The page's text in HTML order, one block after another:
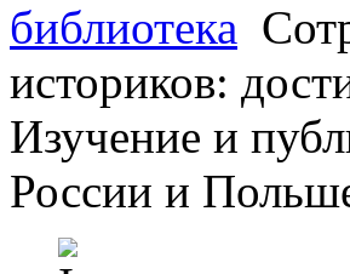
библиотека
историков:
Изучение и
России и